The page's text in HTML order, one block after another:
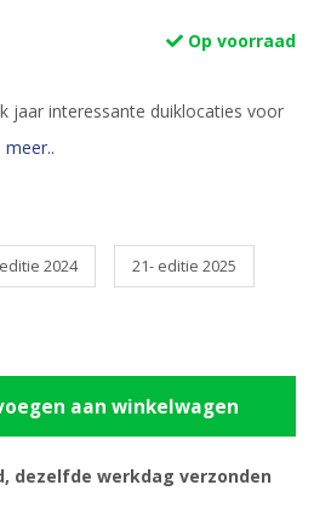
Op voorraad
jaar interessante duiklocaties voor
meer..
2024 21- editie 2025
aan winkelwagen
dezelfde werkdag verzonden